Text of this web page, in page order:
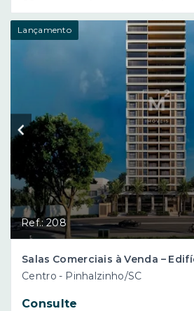
Lançamento
Ref.: 208
Centro - Pinhalzinho/SC
Consulte